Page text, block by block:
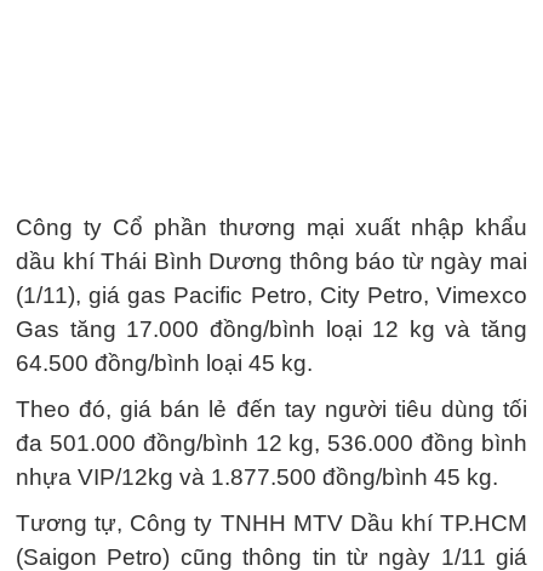
Công ty Cổ phần thương mại xuất nhập khẩu
dầu khí Thái Bình Dương thông báo từ ngày mai
(1/11), giá gas Pacific Petro, City Petro, Vimexco
Gas tăng 17.000 đồng/bình loại 12 kg và tăng
64.500 đồng/bình loại 45 kg.
Theo đó, giá bán lẻ đến tay người tiêu dùng tối
đa 501.000 đồng/bình 12 kg, 536.000 đồng bình
nhựa VIP/12kg và 1.877.500 đồng/bình 45 kg.
Tương tự, Công ty TNHH MTV Dầu khí TP.HCM
(Saigon Petro) cũng thông tin từ ngày 1/11 giá